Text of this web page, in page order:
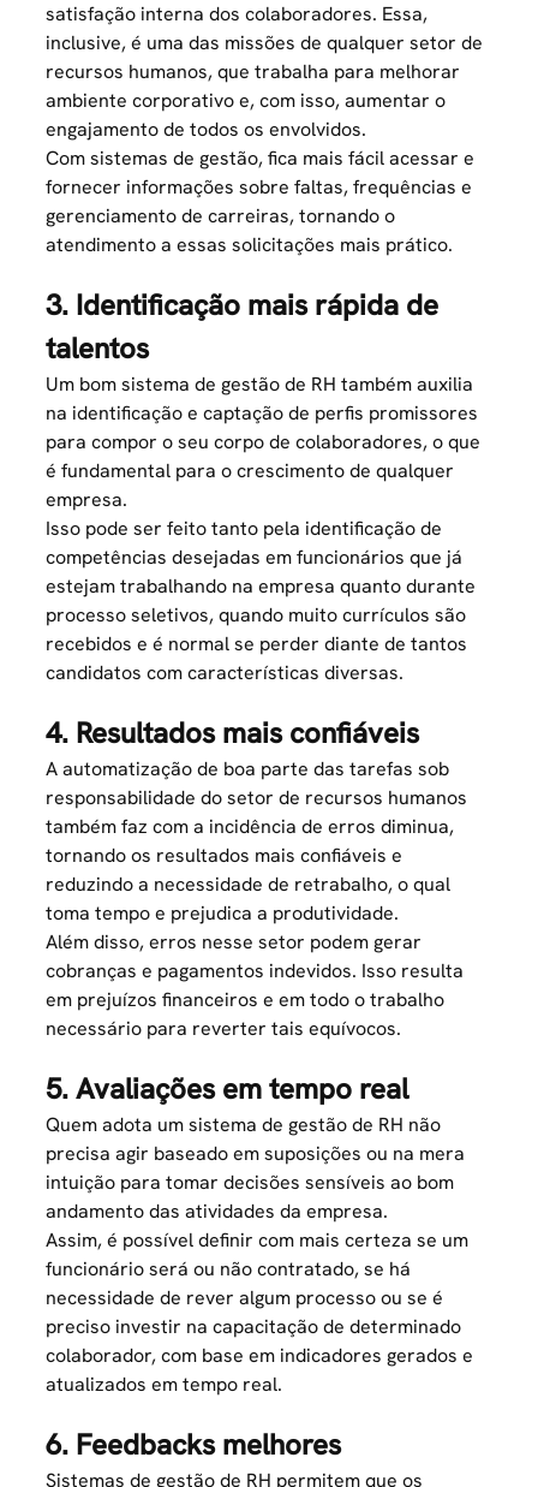
satisfação interna dos colaboradores. Essa,
inclusive, é uma das missões de qualquer setor de
recursos humanos, que trabalha para melhorar
ambiente corporativo e, com isso, aumentar o
engajamento de todos os envolvidos.
Com sistemas de gestão, fica mais fácil acessar e
fornecer informações sobre faltas, frequências e
gerenciamento de carreiras, tornando o
atendimento a essas solicitações mais prático.
3. Identificação mais rápida de
talentos
Um bom sistema de gestão de RH também auxilia
na identificação e captação de perfis promissores
para compor o seu corpo de colaboradores, o que
é fundamental para o crescimento de qualquer
empresa.
Isso pode ser feito tanto pela identificação de
competências desejadas em funcionários que já
estejam trabalhando na empresa quanto durante
processo seletivos, quando muito currículos são
recebidos e é normal se perder diante de tantos
candidatos com características diversas.
4. Resultados mais confiáveis
A automatização de boa parte das tarefas sob
responsabilidade do setor de recursos humanos
também faz com a incidência de erros diminua,
tornando os resultados mais confiáveis e
reduzindo a necessidade de retrabalho, o qual
toma tempo e prejudica a produtividade.
Além disso, erros nesse setor podem gerar
cobranças e pagamentos indevidos. Isso resulta
em prejuízos financeiros e em todo o trabalho
necessário para reverter tais equívocos.
5. Avaliações em tempo real
Quem adota um sistema de gestão de RH não
precisa agir baseado em suposições ou na mera
intuição para tomar decisões sensíveis ao bom
andamento das atividades da empresa.
Assim, é possível definir com mais certeza se um
funcionário será ou não contratado, se há
necessidade de rever algum processo ou se é
preciso investir na capacitação de determinado
colaborador, com base em indicadores gerados e
atualizados em tempo real.
6. Feedbacks melhores
Sistemas de gestão de RH permitem que os